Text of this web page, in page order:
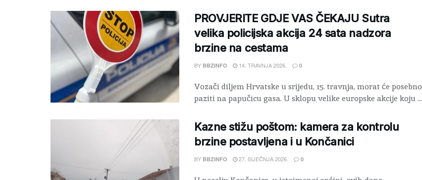
PROVJERITE GDJE VAS ČEKAJU Sutra
velika policijska akcija 24 sata nadzora
brzine na cestama
BY BBZINFO 14. TRAVNJA 2026. 0
Vozači diljem Hrvatske u srijedu, 15. travnja, morat će posebno
paziti na papučicu gasa. U sklopu velike europske akcije koju ...
Kazne stižu poštom: kamera za kontrolu
brzine postavljena i u Končanici
BY BBZINFO 27. SIJEČNJA 2026. 0